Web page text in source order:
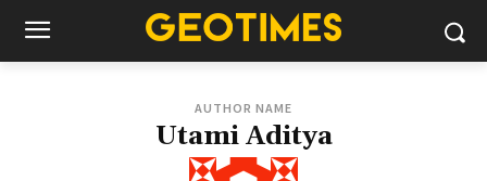
AUTHOR NAME
Utami Aditya